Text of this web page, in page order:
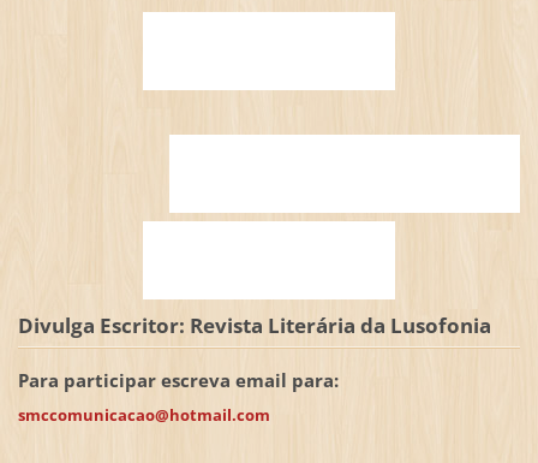
Divulga Escritor: Revista Literária da Lusofonia
Para participar escreva email para:
smccomunicacao@hotmail.com